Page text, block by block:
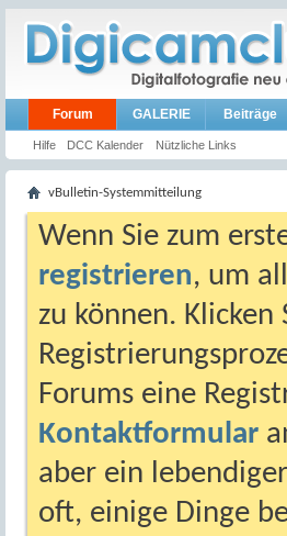
Forum
Hilfe DCC Kalender Nützliche Links
GALERIE Beiträge
vBulletin-Systemmitteilung
Wenn Sie zum
registrieren, um
zu können.
Forums eine
Kontaktformular
aber ein
oft, einige Dinge